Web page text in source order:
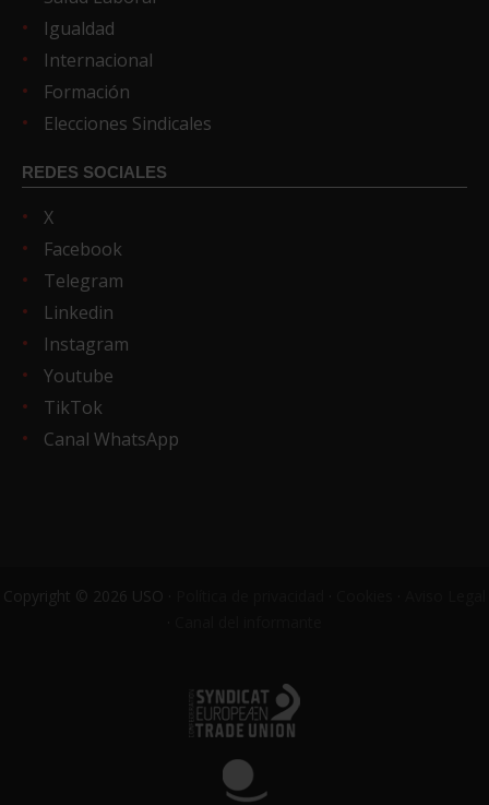
Igualdad
Internacional
Formación
Elecciones Sindicales
REDES SOCIALES
X
Facebook
Telegram
Linkedin
Instagram
Youtube
TikTok
Canal WhatsApp
Copyright © 2026 USO ·